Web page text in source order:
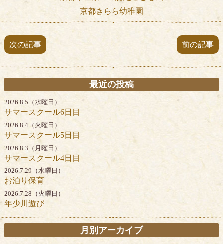
京都きらら幼稚園
次の記事 前の記事
最近の投稿
2026.8.5（水曜日）
サマースクール6日目
2026.8.4（火曜日）
サマースクール5日目
2026.8.3（月曜日）
サマースクール4日目
2026.7.29（水曜日）
お泊り保育
2026.7.28（火曜日）
年少川遊び
月別アーカイブ